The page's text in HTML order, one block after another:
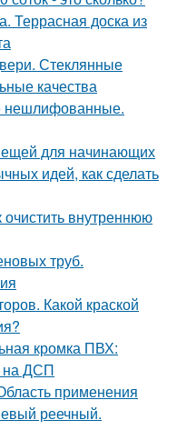
Террасная доска из
Стеклянные
качества
нешлифованные.
для начинающих
идей, как сделать
очистить внутреннюю
труб.
Какой краской
кромка ПВХ:
на ДСП
применения
реечный.